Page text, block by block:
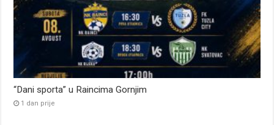
“Dani sporta” u Raincima Gornjim
1 dan prije